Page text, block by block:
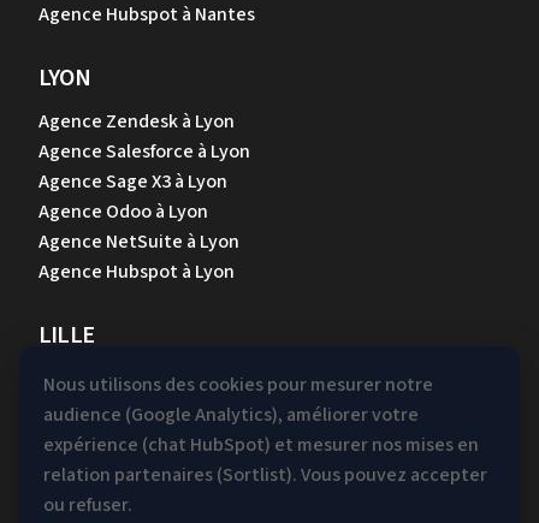
Agence Hubspot à Nantes
LYON
Agence Zendesk à Lyon
Agence Salesforce à Lyon
Agence Sage X3 à Lyon
Agence Odoo à Lyon
Agence NetSuite à Lyon
Agence Hubspot à Lyon
LILLE
Agence Zendesk à Lille
Agence Salesforce à Lille
Agence Sage X3 à Lille
Agence Odoo à Lille
Agence NetSuite à Lille
Nous utilisons des cookies pour mesurer notre
audience (Google Analytics), améliorer votre
expérience (chat HubSpot) et mesurer nos mises en
relation partenaires (Sortlist). Vous pouvez accepter
ou refuser.